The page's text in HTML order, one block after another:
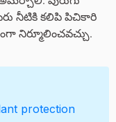
నీటికి కలిపి పిచికారి
నిర్మూలించవచ్చు.
protection